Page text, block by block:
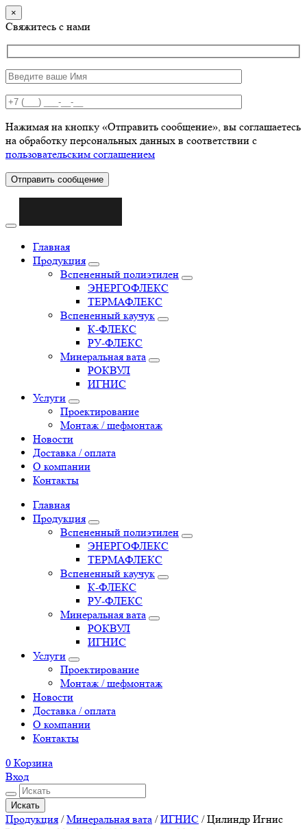
×
Свяжитесь с нами
Нажимая на кнопку «Отправить сообщение», вы соглашаетесь
на обработку персональных данных в соответствии с
пользовательским соглашением
Отправить сообщение
Главная
Продукция
Вспененный полиэтилен
ЭНЕРГОФЛЕКС
ТЕРМАФЛЕКС
Вспененный каучук
К-ФЛЕКС
РУ-ФЛЕКС
Минеральная вата
РОКВУЛ
ИГНИС
Услуги
Проектирование
Монтаж / шефмонтаж
Новости
Доставка / оплата
О компании
Контакты
Главная
Продукция
Вспененный полиэтилен
ЭНЕРГОФЛЕКС
ТЕРМАФЛЕКС
Вспененный каучук
К-ФЛЕКС
РУ-ФЛЕКС
Минеральная вата
РОКВУЛ
ИГНИС
Услуги
Проектирование
Монтаж / шефмонтаж
Новости
Доставка / оплата
О компании
Контакты
0 Корзина
Вход
Искать
Продукция /Минеральная вата /ИГНИС /Цилиндр Игнис